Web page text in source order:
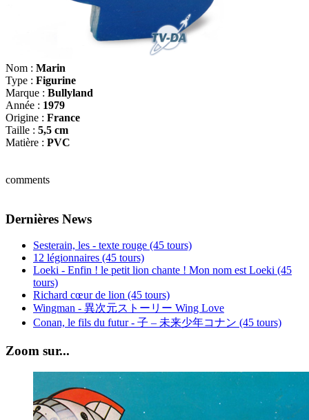
Nom : Marin
Type : Figurine
Marque : Bullyland
Année : 1979
Origine : France
Taille : 5,5 cm
Matière : PVC
comments
Dernières News
Sesterain, les - texte rouge (45 tours)
12 légionnaires (45 tours)
Loeki - Enfin ! le petit lion chante ! Mon nom est Loeki (45
tours)
Richard cœur de lion (45 tours)
Wingman - 異次元ストーリー Wing Love
Conan, le fils du futur - 子 – 未来少年コナン (45 tours)
Zoom sur...